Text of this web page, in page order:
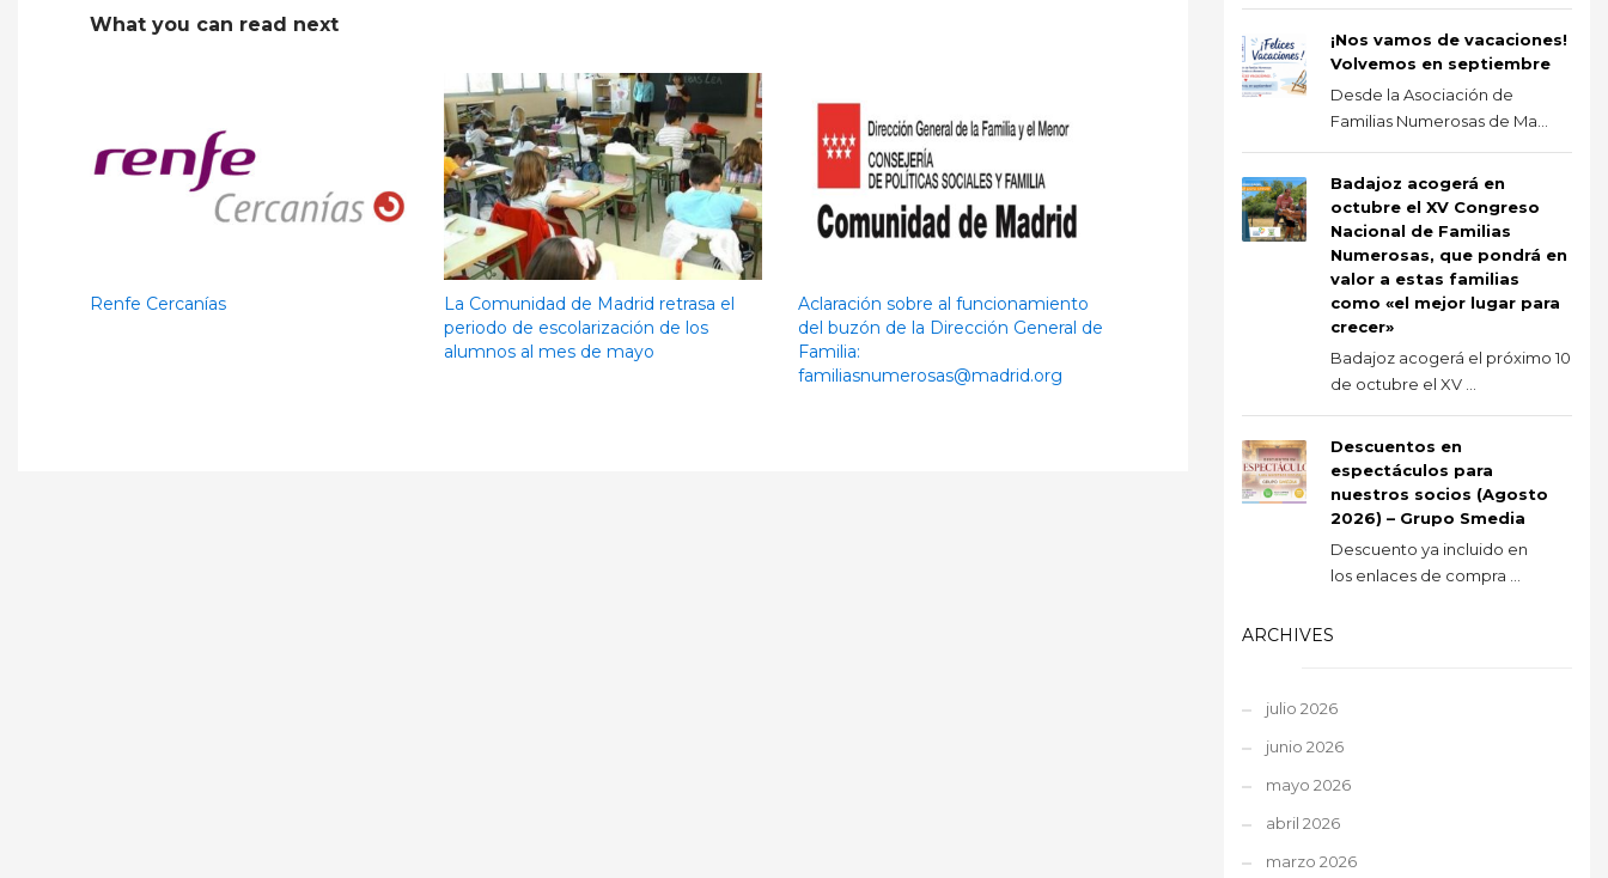
What you can read next
Renfe Cercanías
La Comunidad de Madrid retrasa el
periodo de escolarización de los
alumnos al mes de mayo
Aclaración sobre al funcionamiento
del buzón de la Dirección General de
Familia:
familiasnumerosas@madrid.org
¡Nos vamos de vacaciones!
Volvemos en septiembre
Desde la Asociación de
Familias Numerosas de Ma...
Badajoz acogerá en
octubre el XV Congreso
Nacional de Familias
Numerosas, que pondrá en
valor a estas familias
como «el mejor lugar para
crecer»
Badajoz acogerá el próximo 10
de octubre el XV ...
Descuentos en
espectáculos para
nuestros socios (Agosto
2026) – Grupo Smedia
Descuento ya incluido en
los enlaces de compra ...
ARCHIVES
julio 2026
junio 2026
mayo 2026
abril 2026
marzo 2026